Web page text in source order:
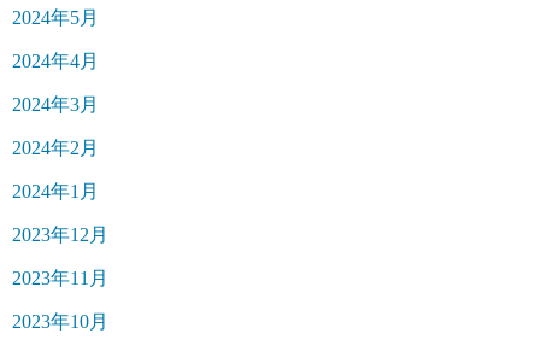
2024年5月
2024年4月
2024年3月
2024年2月
2024年1月
2023年12月
2023年11月
2023年10月